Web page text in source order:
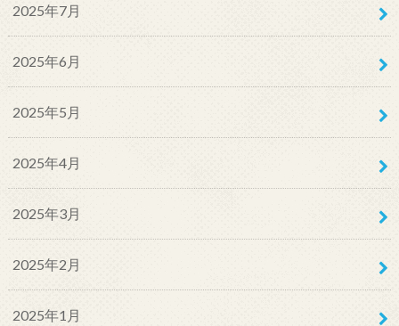
2025年7月
2025年6月
2025年5月
2025年4月
2025年3月
2025年2月
2025年1月